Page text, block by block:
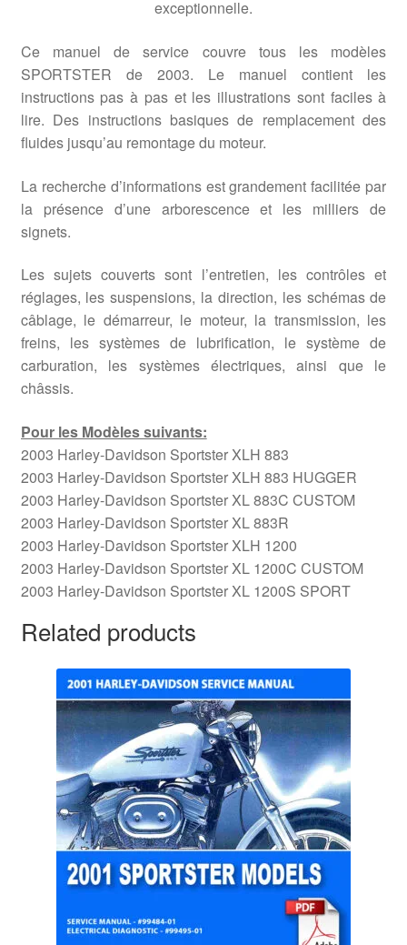
exceptionnelle.
Ce manuel de service couvre tous les modèles
SPORTSTER de 2003. Le manuel contient les
instructions pas à pas et les illustrations sont faciles à
lire. Des instructions basiques de remplacement des
fluides jusqu’au remontage du moteur.
La recherche d’informations est grandement facilitée par
la présence d’une arborescence et les milliers de
signets.
Les sujets couverts sont l’entretien, les contrôles et
réglages, les suspensions, la direction, les schémas de
câblage, le démarreur, le moteur, la transmission, les
freins, les systèmes de lubrification, le système de
carburation, les systèmes électriques, ainsi que le
châssis.
Pour les Modèles suivants:
2003 Harley-Davidson Sportster XLH 883
2003 Harley-Davidson Sportster XLH 883 HUGGER
2003 Harley-Davidson Sportster XL 883C CUSTOM
2003 Harley-Davidson Sportster XL 883R
2003 Harley-Davidson Sportster XLH 1200
2003 Harley-Davidson Sportster XL 1200C CUSTOM
2003 Harley-Davidson Sportster XL 1200S SPORT
Related products